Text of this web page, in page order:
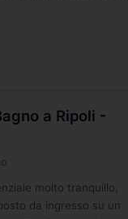
a Ripoli -
molto tranquillo,
da ingresso su un